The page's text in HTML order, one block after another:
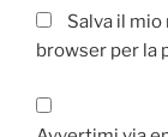
Salva il
browser per la